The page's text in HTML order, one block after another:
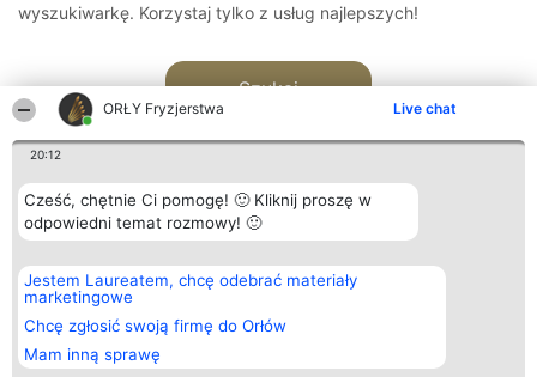
ORŁY Fryzjerstwa Live chat
20:12
Cześć, chętnie Ci pomogę! 🙂 Kliknij proszę w
odpowiedni temat rozmowy! 🙂
Jestem Laureatem, chcę odebrać materiały
marketingowe
Chcę zgłosić swoją firmę do Orłów
Mam inną sprawę
wyszukiwarkę. Korzystaj tylko z usług najlepszych!
Szukaj
Organizator plebiscytu
Bright Side Solutions sp. z o.
o. sp. k.
ul. Ruska 22
Wrocław 50-079
KRS 0000749100 | Regon
381313360 | NIP 8943132676
Plebiscyt
Laureaci
wszystkich
Laureatów
Regulamin
Kontakt
Kontakt